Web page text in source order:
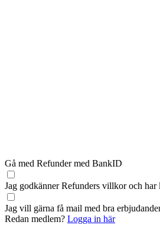
Gå med Refunder med BankID
Jag godkänner Refunders villkoroch har
Jag vill gärna få mail med bra
Redan medlem? Logga in här